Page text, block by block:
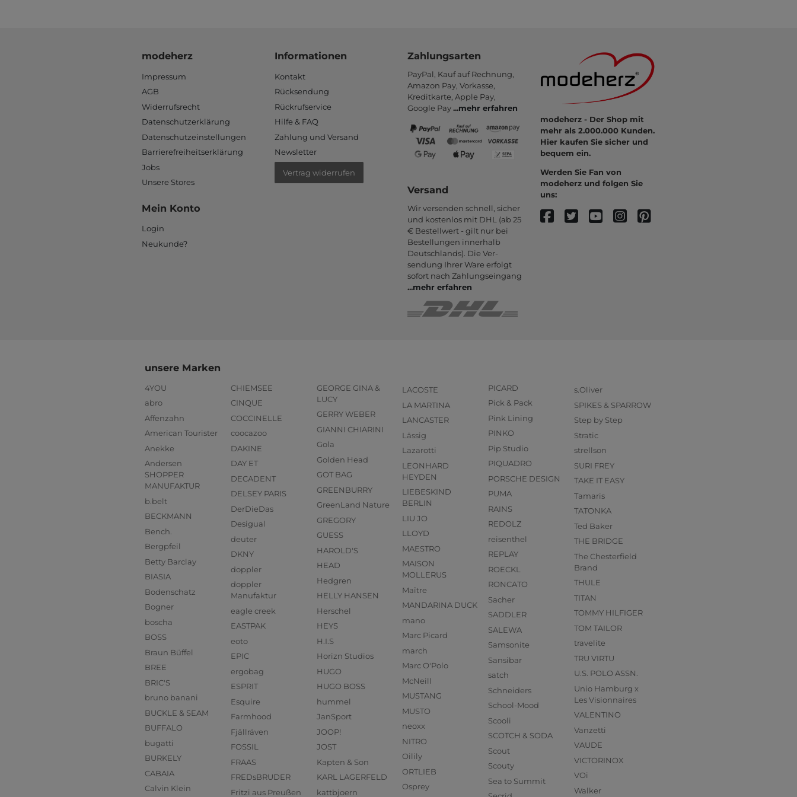
modeherz
Impressum
AGB
Widerrufsrecht
Datenschutzerklärung
Datenschutzeinstellungen
Barrierefreiheitserklärung
Jobs
Unsere Stores
Mein Konto
Login
Neukunde?
Informationen
Kontakt
Rücksendung
Rückrufservice
Hilfe & FAQ
Zahlung und Versand
Newsletter
Vertrag widerrufen
Zahlungsarten
PayPal, Kauf auf Rechnung,
Amazon Pay, Vor­kasse,
Kredit­karte, Apple Pay,
Google Pay...mehr erfahren
Versand
Wir versenden schnell, sicher
und kostenlos mit DHL (ab 25
€ Bestell­wert - gilt nur bei
Bestel­lungen inner­halb
Deutsch­lands). Die Ver­
sendung Ihrer Ware er­folgt
sofort nach Zahlungs­eingang
...mehr erfahren
modeherz - Der Shop mit
mehr als 2.000.000 Kunden.
Hier kaufen Sie sicher und
bequem ein.
Werden Sie Fan von
modeherz und folgen Sie
uns:
unsere Marken
4YOU
abro
Affenzahn
American Tourister
Anekke
Andersen
SHOPPER
MANUFAKTUR
b.belt
BECKMANN
Bench.
Bergpfeil
Betty Barclay
BIASIA
Bodenschatz
Bogner
boscha
BOSS
Braun Büffel
BREE
BRIC'S
bruno banani
BUCKLE & SEAM
BUFFALO
bugatti
BURKELY
CABAIA
Calvin Klein
CHIEMSEE
CINQUE
COCCINELLE
coocazoo
DAKINE
DAY ET
DECADENT
DELSEY PARIS
DerDieDas
Desigual
deuter
DKNY
doppler
doppler
Manufaktur
eagle creek
EASTPAK
eoto
EPIC
ergobag
ESPRIT
Esquire
Farmhood
Fjällräven
FOSSIL
FRAAS
FREDsBRUDER
Fritzi aus Preußen
GEORGE GINA &
LUCY
GERRY WEBER
GIANNI CHIARINI
Gola
Golden Head
GOT BAG
GREENBURRY
GreenLand Nature
GREGORY
GUESS
HAROLD'S
HEAD
Hedgren
HELLY HANSEN
Herschel
HEYS
H.I.S
Horizn Studios
HUGO
HUGO BOSS
hummel
JanSport
JOOP!
JOST
Kapten & Son
KARL LAGERFELD
kattbjoern
LACOSTE
LA MARTINA
LANCASTER
Lässig
Lazarotti
LEONHARD
HEYDEN
LIEBESKIND
BERLIN
LIU JO
LLOYD
MAESTRO
MAISON
MOLLERUS
Maître
MANDARINA DUCK
mano
Marc Picard
march
Marc O'Polo
McNeill
MUSTANG
MUSTO
neoxx
NITRO
Oilily
ORTLIEB
Osprey
PICARD
Pick & Pack
Pink Lining
PINKO
Pip Studio
PIQUADRO
PORSCHE DESIGN
PUMA
RAINS
REDOLZ
reisenthel
REPLAY
ROECKL
RONCATO
Sacher
SADDLER
SALEWA
Samsonite
Sansibar
satch
Schneiders
School-Mood
Scooli
SCOTCH & SODA
Scout
Scouty
Sea to Summit
s.Oliver
SPIKES & SPARROW
Step by Step
Stratic
strellson
SURI FREY
TAKE IT EASY
Tamaris
TATONKA
Ted Baker
THE BRIDGE
The Chesterfield
Brand
THULE
TITAN
TOMMY HILFIGER
TOM TAILOR
travelite
TRU VIRTU
U.S. POLO ASSN.
Unio Hamburg x
Les Visionnaires
VALENTINO
Vanzetti
VAUDE
VICTORINOX
VOi
Walker